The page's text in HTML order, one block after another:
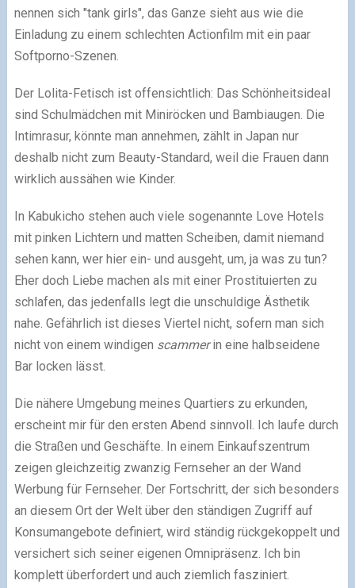
nennen sich "tank girls", das Ganze sieht aus wie die
Einladung zu einem schlechten Actionfilm mit ein paar
Softporno-Szenen.
Der Lolita-Fetisch ist offensichtlich: Das Schönheitsideal
sind Schulmädchen mit Miniröcken und Bambiaugen. Die
Intimrasur, könnte man annehmen, zählt in Japan nur
deshalb nicht zum Beauty-Standard, weil die Frauen dann
wirklich aussähen wie Kinder.
In Kabukicho stehen auch viele sogenannte Love Hotels
mit pinken Lichtern und matten Scheiben, damit niemand
sehen kann, wer hier ein- und ausgeht, um, ja was zu tun?
Eher doch Liebe machen als mit einer Prostituierten zu
schlafen, das jedenfalls legt die unschuldige Ästhetik
nahe. Gefährlich ist dieses Viertel nicht, sofern man sich
nicht von einem windigen scammerin eine halbseidene
Bar locken lässt.
Die nähere Umgebung meines Quartiers zu erkunden,
erscheint mir für den ersten Abend sinnvoll. Ich laufe durch
die Straßen und Geschäfte. In einem Einkaufszentrum
zeigen gleichzeitig zwanzig Fernseher an der Wand
Werbung für Fernseher. Der Fortschritt, der sich besonders
an diesem Ort der Welt über den ständigen Zugriff auf
Konsumangebote definiert, wird ständig rückgekoppelt und
versichert sich seiner eigenen Omnipräsenz. Ich bin
komplett überfordert und auch ziemlich fasziniert.